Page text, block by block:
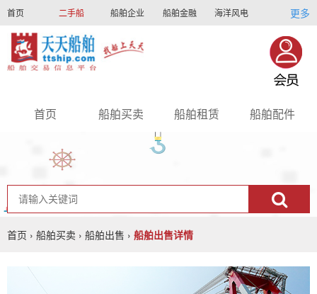
首页 二手船 船舶企业 船舶金融 海洋风电
船员招聘 船员联盟
更多
首页 船舶买卖 船舶租赁 船舶配件
首页 › 船舶买卖 › 船舶出售 › 船舶出售详情